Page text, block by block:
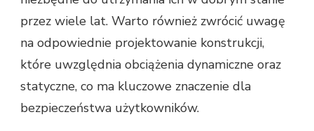
przez wiele lat. Warto również zwrócić uwagę
na odpowiednie projektowanie konstrukcji,
które uwzględnia obciążenia dynamiczne oraz
statyczne, co ma kluczowe znaczenie dla
bezpieczeństwa użytkowników.